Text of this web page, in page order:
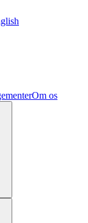
Om os